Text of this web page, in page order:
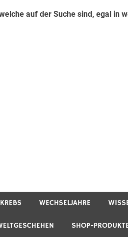
auf der Suche sind, egal in
KREBS WECHSELJAHRE
SHOP-